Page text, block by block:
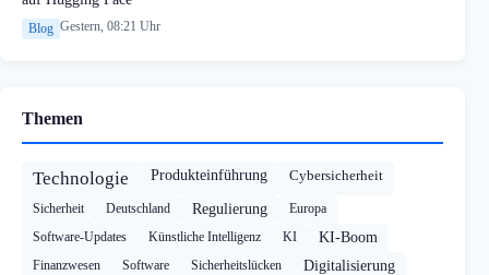
Blog Gestern, 08:21 Uhr
Themen
Technologie Produkteinführung Cybersicherheit
Sicherheit Deutschland Regulierung
Europa
Software-Updates
Künstliche Intelligenz KI KI-Boom
Finanzwesen Software Sicherheitslücken Digitalisierung